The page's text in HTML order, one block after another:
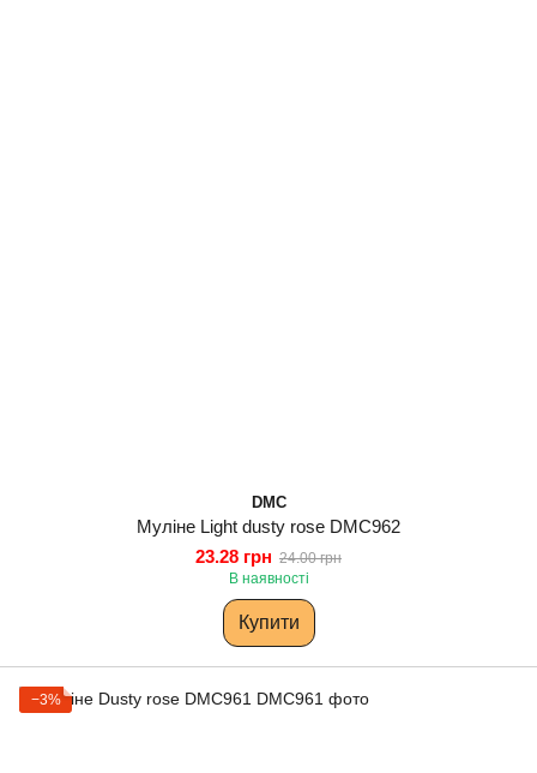
DMC
Муліне Light dusty rose DMC962
23.28 грн 24.00 грн
В наявності
Купити
−3%